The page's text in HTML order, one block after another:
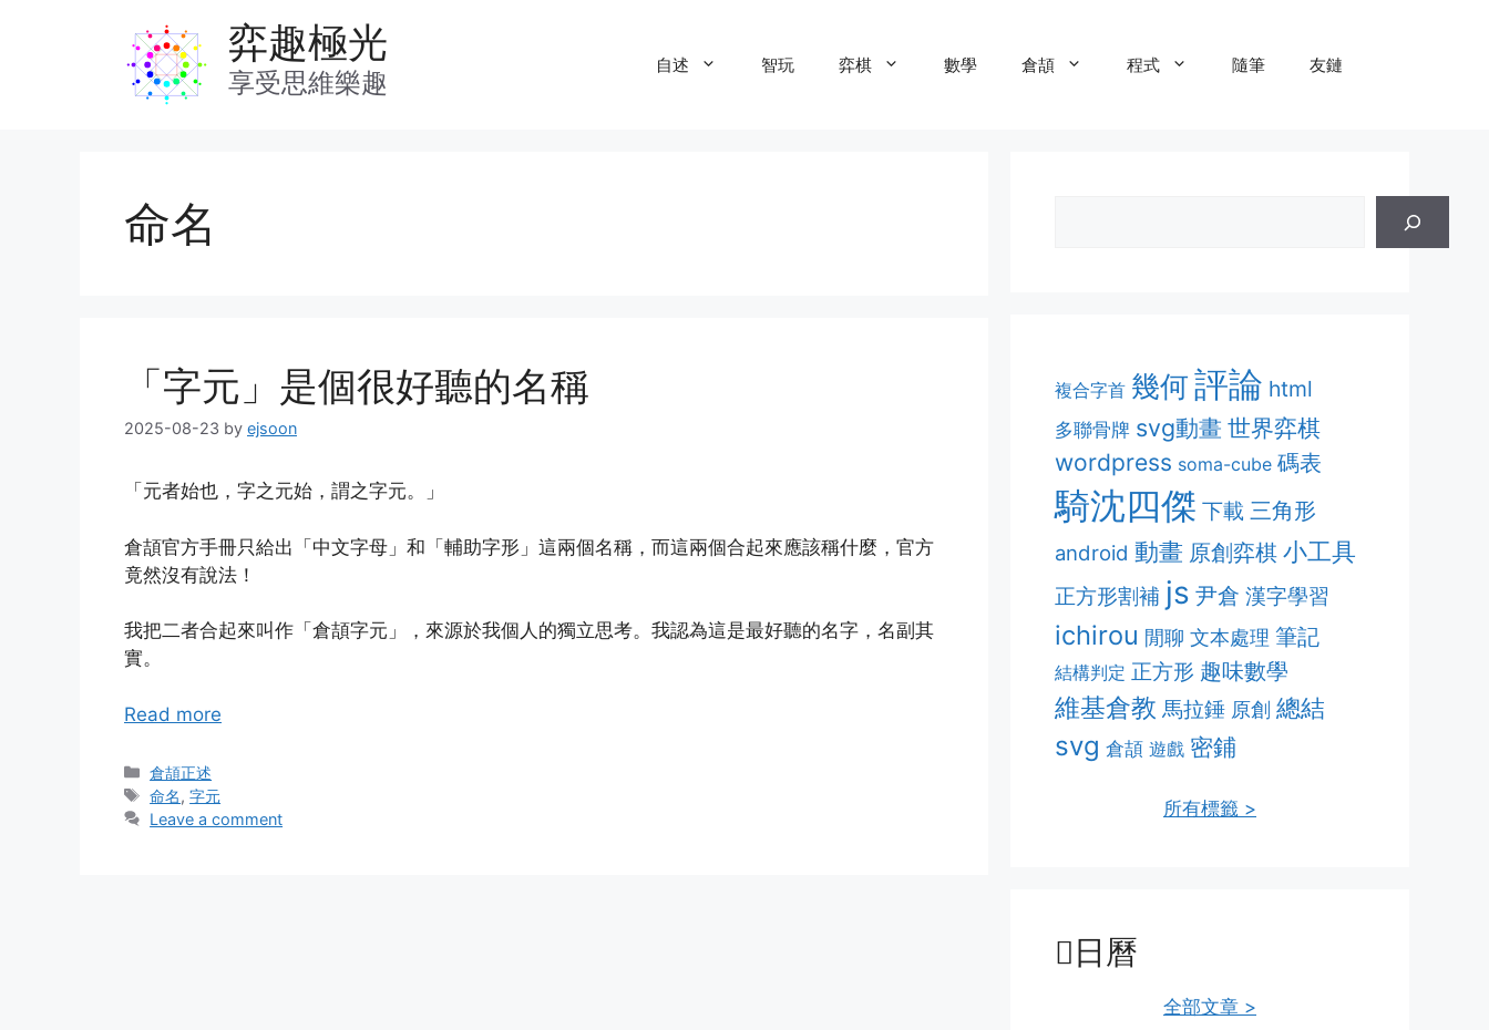
弈趣極光
享受思維樂趣
自述 智玩 弈棋 數學 倉頡 程式 隨筆 友鏈
命名
「字元」是個很好聽的名稱
2025-08-23 by ejsoon
「元者始也，字之元始，謂之字元。」
倉頡官方手冊只給出「中文字母」和「輔助字形」這兩個名稱，而這兩個合起來應該稱什麼，官方
竟然沒有說法！
我把二者合起來叫作「倉頡字元」，來源於我個人的獨立思考。我認為這是最好聽的名字，名副其
實。
Read more
Categories
倉頡正述
Tags
命名,字元
Leave a comment
複合字首 幾何評論 html
多聯骨牌 svg動畫 世界弈棋
wordpress soma-cube 碼表
騎沈四傑 下載 三角形
android 動畫 原創弈棋 小工具
正方形割補 js 尹倉 漢字學習
ichirou 閒聊 文本處理 筆記
結構判定 正方形 趣味數學
維基倉教 馬拉錘 原創 總結
svg 倉頡 遊戲 密鋪
所有標籤 >
日曆
全部文章 >